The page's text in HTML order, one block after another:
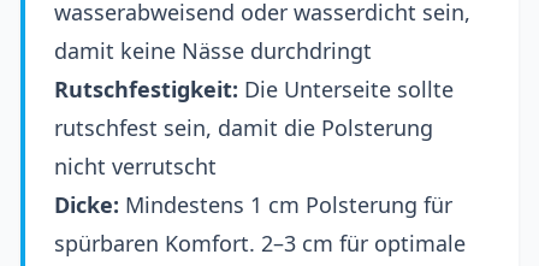
wasserabweisend oder wasserdicht sein,
damit keine Nässe durchdringt
Rutschfestigkeit: Die Unterseite sollte
rutschfest sein, damit die Polsterung
nicht verrutscht
Dicke: Mindestens 1 cm Polsterung für
spürbaren Komfort. 2–3 cm für optimale